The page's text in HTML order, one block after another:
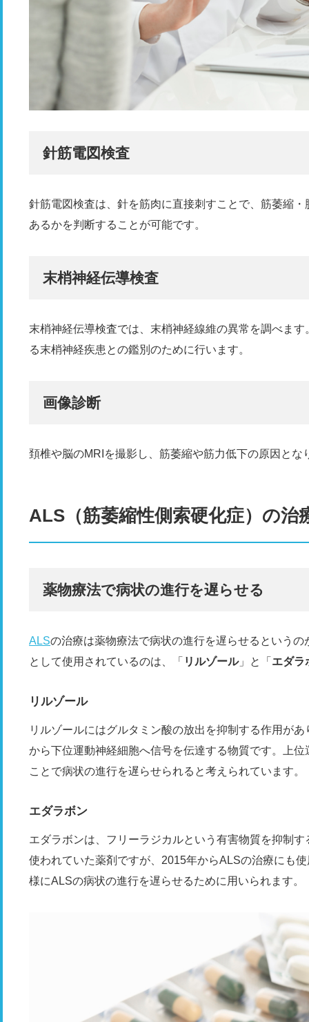
針筋電図検査
針筋電図検査は、針を筋肉に直接刺すことで、筋萎縮
あるかを判断することが可能です。
末梢神経伝導検査
末梢神経伝導検査では、末梢神経線維の異常を調べま
る末梢神経疾患との鑑別のために行います。
画像診断
頚椎や脳のMRIを撮影し、筋萎縮や筋力低下の原因とな
ALS（筋萎縮性側索硬化症）の治
薬物療法で病状の進行を遅らせる
ALSの治療は薬物療法で病状の進行を遅らせるという
として使用されているのは、「 リルゾール」と「 エダラ
リルゾール
リルゾールにはグルタミン酸の放出を抑制する作用が
から下位運動神経細胞へ信号を伝達する物質です。上
ことで病状の進行を遅らせられると考えられています。
エダラボン
エダラボンは、フリーラジカルという有害物質を抑制
使われていた薬剤ですが、2015年からALSの治療にも
様にALSの病状の進行を遅らせるために用いられます。